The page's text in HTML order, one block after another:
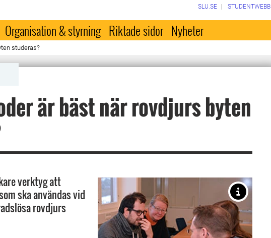
SLU.SE STUDENTWEBB
Organisation & styrning Riktade sidor Nyheter
studeras?
är bäst när rovdjurs byten
verktyg att
ska användas vid
rovdjurs